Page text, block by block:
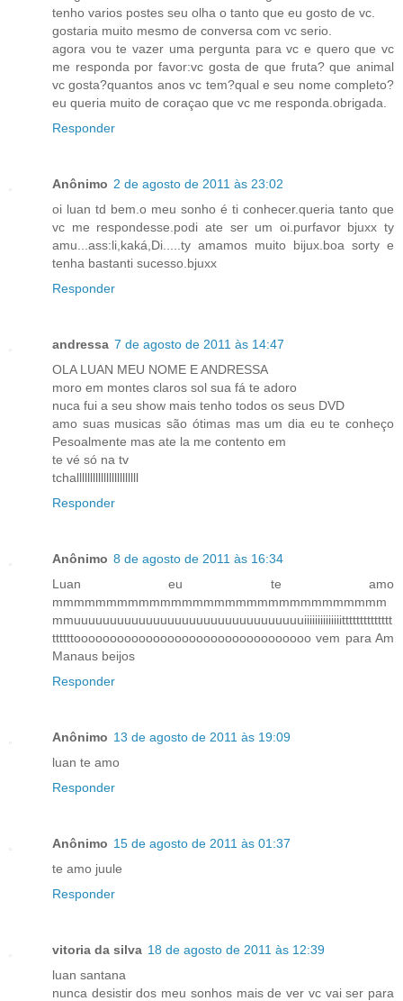
tenho varios postes seu olha o tanto que eu gosto de vc.
gostaria muito mesmo de conversa com vc serio.
agora vou te vazer uma pergunta para vc e quero que vc
me responda por favor:vc gosta de que fruta? que animal
vc gosta?quantos anos vc tem?qual e seu nome completo?
eu queria muito de coraçao que vc me responda.obrigada.
Responder
Anônimo 2 de agosto de 2011 às 23:02
oi luan td bem.o meu sonho é ti conhecer.queria tanto que
vc me respondesse.podi ate ser um oi.purfavor bjuxx ty
amu...ass:li,kaká,Di.....ty amamos muito bijux.boa sorty e
tenha bastanti sucesso.bjuxx
Responder
andressa 7 de agosto de 2011 às 14:47
OLA LUAN MEU NOME E ANDRESSA
moro em montes claros sol sua fá te adoro
nuca fui a seu show mais tenho todos os seus DVD
amo suas musicas são ótimas mas um dia eu te conheço
Pesoalmente mas ate la me contento em
te vé só na tv
tchalllllllllllllllllllllll
Responder
Anônimo 8 de agosto de 2011 às 16:34
Luan eu te amo
mmmmmmmmmmmmmmmmmmmmmmmmmmmmmmm
mmuuuuuuuuuuuuuuuuuuuuuuuuuuuuuuuuiiiiiiiiiiiiiitttttttttttttt
ttttttooooooooooooooooooooooooooooooooo vem para Am
Manaus beijos
Responder
Anônimo 13 de agosto de 2011 às 19:09
luan te amo
Responder
Anônimo 15 de agosto de 2011 às 01:37
te amo juule
Responder
vitoria da silva 18 de agosto de 2011 às 12:39
luan santana
nunca desistir dos meu sonhos mais de ver vc vai ser para